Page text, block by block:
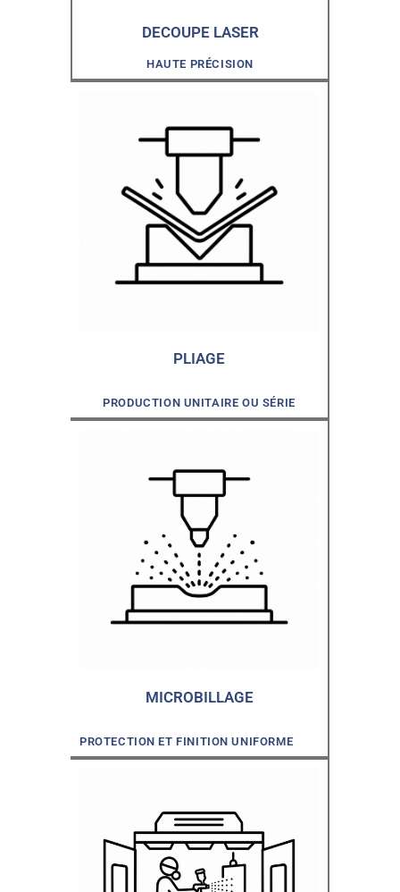
DECOUPE LASER
HAUTE PRÉCISION
PLIAGE
PRODUCTION UNITAIRE OU SÉRIE
MICROBILLAGE
PROTECTION ET FINITION UNIFORME